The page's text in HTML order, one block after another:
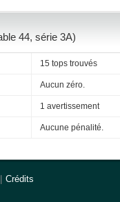
44, série 3A)
15 tops trouvés
Aucun zéro.
1 avertissement
Aucune pénalité.
Crédits